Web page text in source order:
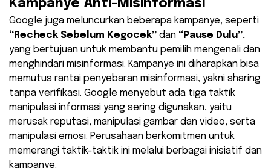
Kampanye Anti-Misinformasi
Google juga meluncurkan beberapa kampanye, seperti
“Recheck Sebelum Kegocek” dan “Pause Dulu”,
yang bertujuan untuk membantu pemilih mengenali dan
menghindari misinformasi. Kampanye ini diharapkan bisa
memutus rantai penyebaran misinformasi, yakni sharing
tanpa verifikasi. Google menyebut ada tiga taktik
manipulasi informasi yang sering digunakan, yaitu
merusak reputasi, manipulasi gambar dan video, serta
manipulasi emosi. Perusahaan berkomitmen untuk
memerangi taktik-taktik ini melalui berbagai inisiatif dan
kampanye.